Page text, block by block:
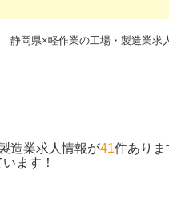
静岡県×軽作業の工場・製造業求
造業求人情報が41件ありま
ます！